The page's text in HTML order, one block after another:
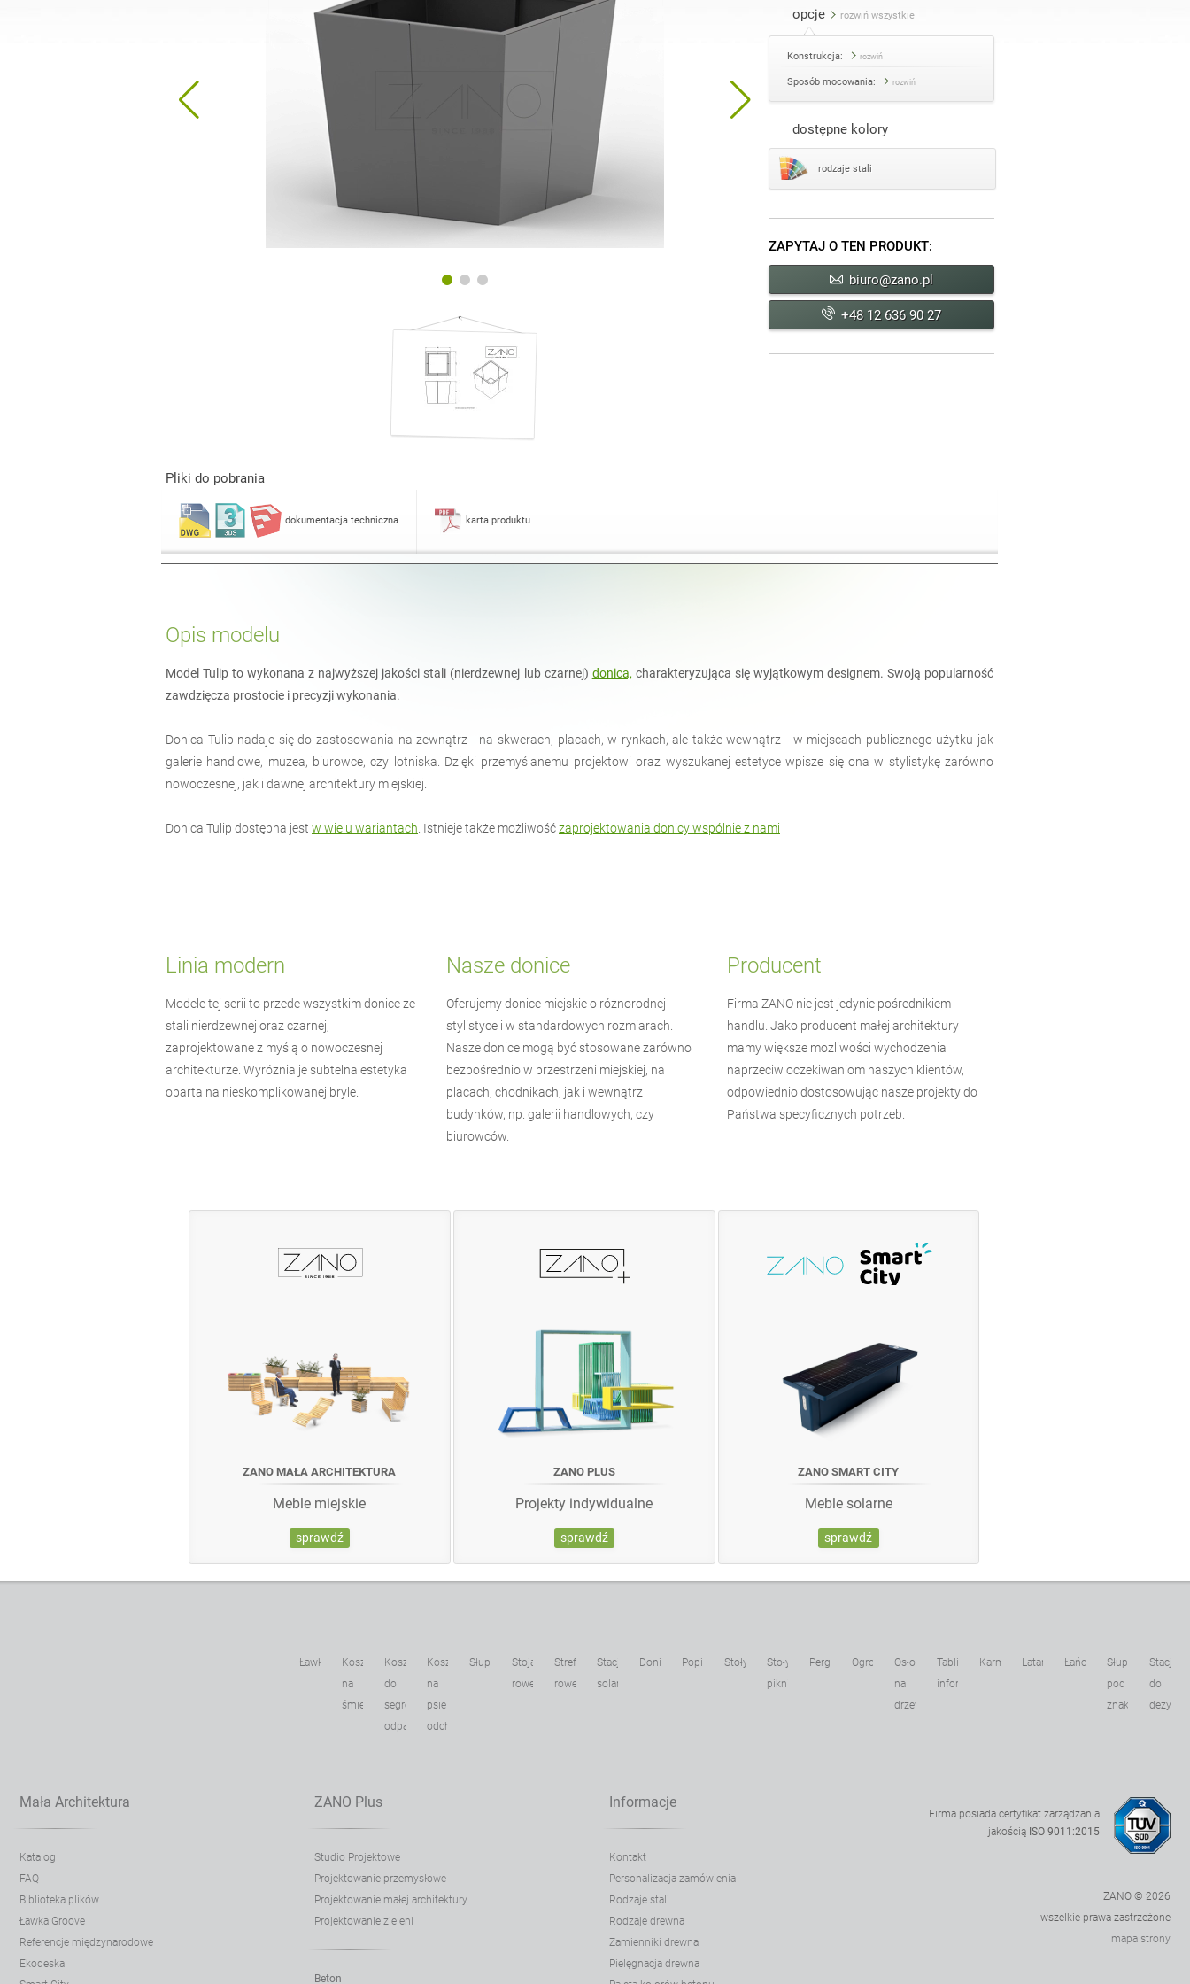
opcje rozwiń wszystkie
Konstrukcja: rozwiń
Sposób mocowania: rozwiń
dostępne kolory
rodzaje stali
ZAPYTAJ O TEN PRODUKT:
biuro@zano.pl
+48 12 636 90 27
Pliki do pobrania
dokumentacja techniczna karta produktu
Opis modelu
Model Tulip to wykonana z najwyższej jakości stali (nierdzewnej lub czarnej) donica, charakteryzująca się wyjątkowym designem. Swoją popularność
zawdzięcza prostocie i precyzji wykonania.
Donica Tulip nadaje się do zastosowania na zewnątrz - na skwerach, placach, w rynkach, ale także wewnątrz - w miejscach publicznego użytku jak
galerie handlowe, muzea, biurowce, czy lotniska. Dzięki przemyślanemu projektowi oraz wyszukanej estetyce wpisze się ona w stylistykę zarówno
nowoczesnej, jak i dawnej architektury miejskiej.
Donica Tulip dostępna jest w wielu wariantach . Istnieje także możliwośćzaprojektowania donicy wspólnie z nami
Linia modern
Modele tej serii to przede wszystkim donice ze
stali nierdzewnej oraz czarnej,
zaprojektowane z myślą o nowoczesnej
architekturze. Wyróżnia je subtelna estetyka
oparta na nieskomplikowanej bryle.
Nasze donice
Oferujemy donice miejskie o różnorodnej
stylistyce i w standardowych rozmiarach.
Nasze donice mogą być stosowane zarówno
bezpośrednio w przestrzeni miejskiej, na
placach, chodnikach, jak i wewnątrz
budynków, np. galerii handlowych, czy
biurowców.
Producent
Firma ZANO nie jest jedynie pośrednikiem
handlu. Jako producent małej architektury
mamy większe możliwości wychodzenia
naprzeciw oczekiwaniom naszych klientów,
odpowiednio dostosowując nasze projekty do
Państwa specyficznych potrzeb.
ZANO MAŁA ARCHITEKTURA
Meble miejskie
sprawdź
ZANO PLUS
Projekty indywidualne
sprawdź
ZANO SMART CITY
Meble solarne
sprawdź
Ławki
Kosze
na
śmieci
Kosze
do
segregacji
odpadów
Kosze
na
psie
odchody
Słupki
Stojaki
rowerowe
Strefa
rowerowa
Stacje
solarne
Donice PopielniceStoły
Stoły
piknikowe
Pergole OgrodzeniaOsłony
na
drzewa
Tablice
informacyjne
Karmniki Latarnie ŁańcuchySłupki
pod
znaki
Stacje
do
Mała Architektura
Katalog
FAQ
Biblioteka plików
Ławka Groove
Referencje międzynarodowe
Ekodeska
ZANO Plus
Studio Projektowe
Projektowanie przemysłowe
Projektowanie małej architektury
Projektowanie zieleni
Beton
Informacje
Kontakt
Personalizacja zamówienia
Rodzaje stali
Rodzaje drewna
Zamienniki drewna
Pielęgnacja drewna
Firma posiada certyfikat zarządzania
jakością ISO 9011:2015
ZANO © 2026
wszelkie prawa zastrzeżone
mapa strony